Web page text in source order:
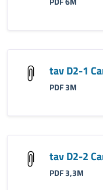
tav D2-1
PDF 3M
tav D2-2
PDF 3,3M